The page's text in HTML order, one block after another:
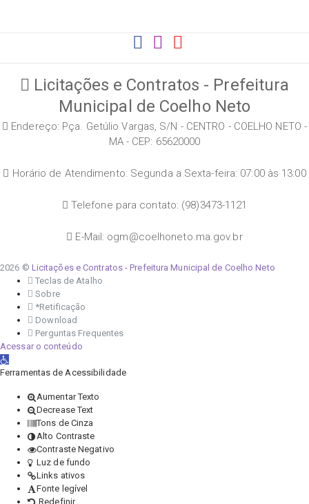
Licitações e Contratos - Prefeitura
Municipal de Coelho Neto
Endereço: Pça. Getúlio Vargas, S/N - CENTRO - COELHO NETO -
MA - CEP: 65620000
Horário de Atendimento: Segunda a Sexta-feira: 07:00 às 13:00
Telefone para contato: (98)3473-1121
E-Mail: ogm@coelhoneto.ma.gov.br
2026 © Licitações e Contratos - Prefeitura Municipal de Coelho Neto
Teclas de Atalho
Sobre
*Retificação
Download
Perguntas Frequentes
Acessar o conteúdo
Abrir a barra de ferramentas
Ferramentas de Acessibilidade
Aumentar Texto
Decrease Text
Tons de Cinza
Alto Contraste
Contraste Negativo
Luz de fundo
Links ativos
Fonte legível
Redefinir